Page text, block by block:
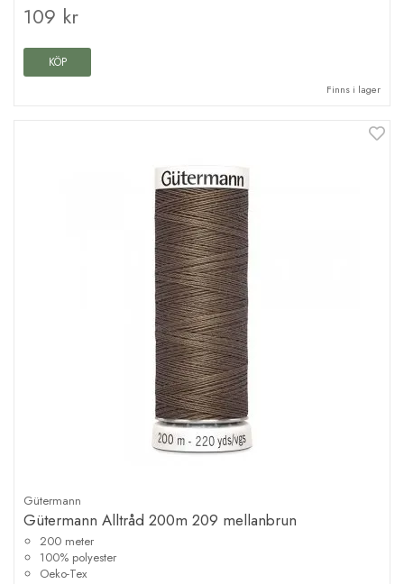
109 kr
KÖP
Finns i lager
Gütermann
Gütermann Alltråd 200m 209 mellanbrun
200 meter
100% polyester
Oeko-Tex